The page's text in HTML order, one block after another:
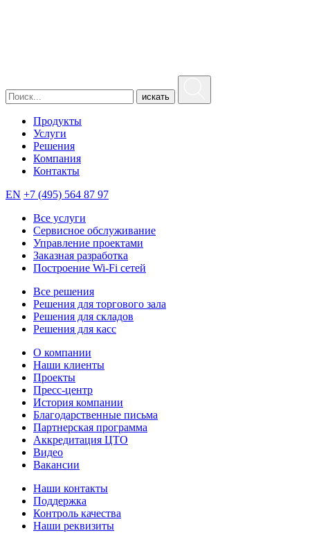
искать
Продукты
Услуги
Решения
Компания
Контакты
EN +7 (495) 564 87 97
Все услуги
Сервисное обслуживание
Управление проектами
Заказная разработка
Построение Wi-Fi сетей
Все решения
Решения для торгового зала
Решения для складов
Решения для касс
О компании
Наши клиенты
Проекты
Пресс-центр
История компании
Благодарственные письма
Партнерская программа
Аккредитация ЦТО
Видео
Вакансии
Наши контакты
Поддержка
Контроль качества
Наши реквизиты